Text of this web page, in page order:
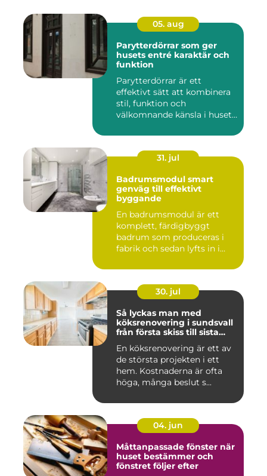
05. aug
Parytterdörrar som ger
husets entré karaktär och
funktion
Parytterdörrar är ett
effektivt sätt att kombinera
stil, funktion och
välkomnande känsla i husets
31. jul
Badrumsmodul smart
genväg till effektivt
byggande
En badrumsmodul är ett
komplett, färdigbyggt
badrum som produceras i
fabrik och sedan lyfts in i
30. jul
Så lyckas man med
köksrenovering i sundsvall
från första skiss till sista
En köksrenovering är ett av
de största projekten i ett
hem. Kostnaderna är ofta
höga, många beslut s...
04. jun
Måttanpassade fönster när
huset bestämmer och
fönstret följer efter